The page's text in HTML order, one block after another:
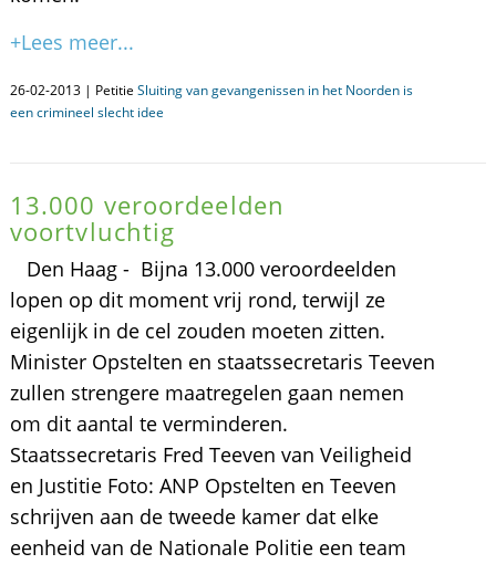
+Lees meer...
26-02-2013 | Petitie Sluiting van gevangenissen in het Noorden is
een crimineel slecht idee
13.000 veroordeelden
voortvluchtig
Den Haag - Bijna 13.000 veroordeelden
lopen op dit moment vrij rond, terwijl ze
eigenlijk in de cel zouden moeten zitten.
Minister Opstelten en staatssecretaris Teeven
zullen strengere maatregelen gaan nemen
om dit aantal te verminderen.
Staatssecretaris Fred Teeven van Veiligheid
en Justitie Foto: ANP Opstelten en Teeven
schrijven aan de tweede kamer dat elke
eenheid van de Nationale Politie een team